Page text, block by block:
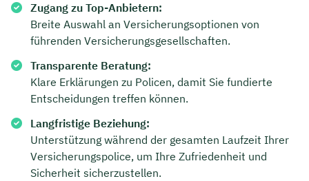
Zugang zu Top-Anbietern:
Breite Auswahl an Versicherungsoptionen von
führenden Versicherungsgesellschaften.
Transparente Beratung:
Klare Erklärungen zu Policen, damit Sie fundierte
Entscheidungen treffen können.
Langfristige Beziehung:
Unterstützung während der gesamten Laufzeit Ihrer
Versicherungspolice, um Ihre Zufriedenheit und
Sicherheit sicherzustellen.